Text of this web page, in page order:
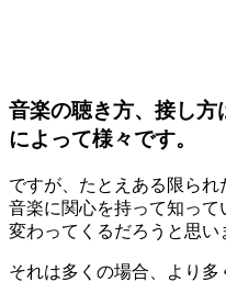
音楽の聴き方、接し方
によって様々です。
ですが、たとえある限ら
音楽に関心を持って知って
変わってくるだろうと思い
それは多くの場合、より